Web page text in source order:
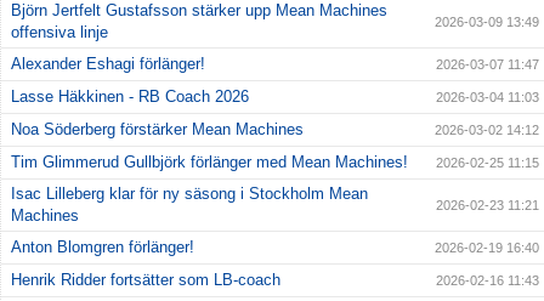
Björn Jertfelt Gustafsson stärker upp Mean Machines
offensiva linje
2026-03-09 13:49
Alexander Eshagi förlänger! 2026-03-07 11:47
Lasse Häkkinen - RB Coach 2026 2026-03-04 11:03
Noa Söderberg förstärker Mean Machines 2026-03-02 14:12
Tim Glimmerud Gullbjörk förlänger med Mean Machines! 2026-02-25 11:15
Isac Lilleberg klar för ny säsong i Stockholm Mean
Machines
2026-02-23 11:21
Anton Blomgren förlänger! 2026-02-19 16:40
Henrik Ridder fortsätter som LB-coach 2026-02-16 11:43